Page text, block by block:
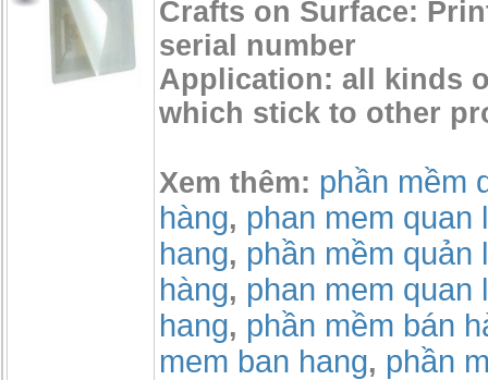
Crafts on Surface:
serial number
Application: all kinds
which stick to other
Xem thêm: phần mềm
hàng, phan mem quan
hang, phần mềm quản
hàng, phan mem quan
hang, phần mềm bán
mem ban hang, phần